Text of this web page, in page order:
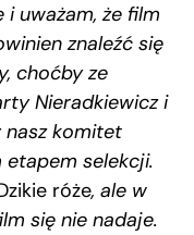
i uważam, że film
znaleźć się
choćby ze
Nieradkiewicz i
nasz komitet
selekcji.
róże, ale w
się nie nadaje.